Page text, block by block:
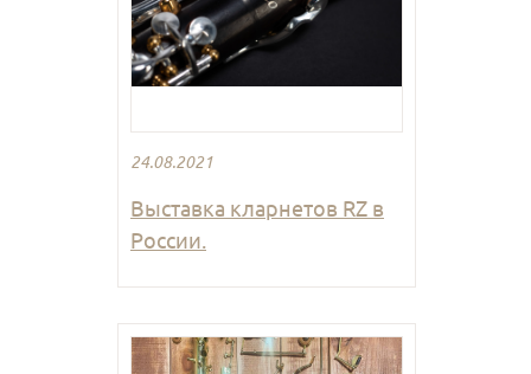
24.08.2021
Выставка кларнетов RZ в
России.